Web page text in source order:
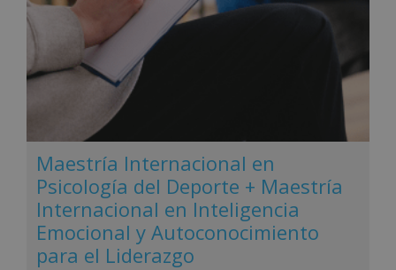
Maestría Internacional en
Psicología del Deporte + Maestría
Internacional en Inteligencia
Emocional y Autoconocimiento
para el Liderazgo